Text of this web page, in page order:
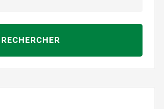
RECHERCHER